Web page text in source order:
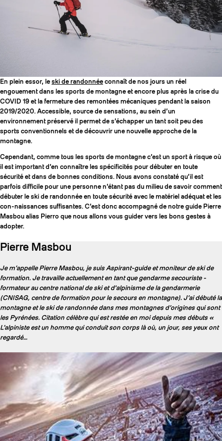
SLAP 92
UBAC 102
BÂTONS
COUTEAUX
En plein essor, le ski de randonnée connaît de nos jours un réel
engouement dans les sports de montagne et encore plus après la crise du
COVID 19 et la fermeture des remontées mécaniques pendant la saison
2019/2020. Accessible, source de sensations, au sein d’un
environnement préservé il permet de s’échapper un tant soit peu des
sports conventionnels et de découvrir une nouvelle approche de la
montagne.
Cependant, comme tous les sports de montagne c’est un sport à risque où
il est important d’en connaître les spécificités pour débuter en toute
sécurité et dans de bonnes conditions. Nous avons constaté qu’il est
parfois difficile pour une personne n’étant pas du milieu de savoir comment
débuter le ski de randonnée en toute sécurité avec le matériel adéquat et les
con-naissances suffisantes. C’est donc accompagné de notre guide Pierre
Masbou alias Pierro que nous allons vous guider vers les bons gestes à
adopter.
Pierre Masbou
Je m’appelle Pierre Masbou, je suis Aspirant-guide et moniteur de ski de
formation. Je travaille actuellement en tant que gendarme secouriste -
formateur au centre national de ski et d'alpinisme de la gendarmerie
(CNISAG, centre de formation pour le secours en montagne). J’ai débuté la
montagne et le ski de randonnée dans mes montagnes d’origines qui sont
les Pyrénées. Citation célèbre qui est restée en moi depuis mes débuts «
L’alpiniste est un homme qui conduit son corps là où, un jour, ses yeux ont
regardé…